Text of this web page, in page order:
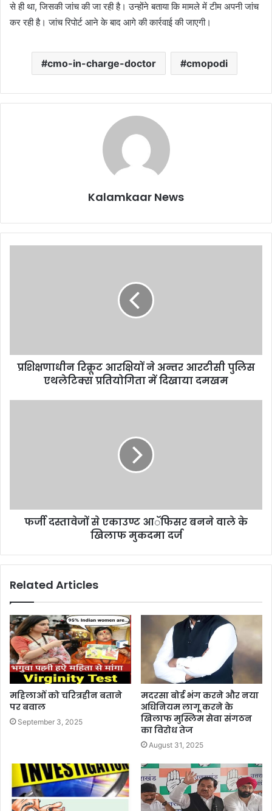
से ही था, जिसकी जांच की जा रही है। उन्होंने बताया कि मामले में टीम अपनी जांच
कर रही है। जांच रिपोर्ट आने के बाद आगे की कार्रवाई की जाएगी।
cmo-in-charge-doctor cmopodi
Kalamkaar News
प्रशिक्षणाधीन रिक्रूट आरक्षियों ने अन्तर आरटीसी पुलिस
एथलेटिक्स प्रतियोगिता में दिखाया दमखम
फर्जी दस्तावेजों से एकाउण्ट आॅफिसर बनने वाले के
खिलाफ मुकदमा दर्ज
Related Articles
महिलाओं को चरित्रहीन बताने
पर बवाल
September 3, 2025
मदरसा बोर्ड भंग करने और नया
अधिनियम लागू करने के
खिलाफ मुस्लिम सेवा संगठन
का विरोध तेज
August 31, 2025